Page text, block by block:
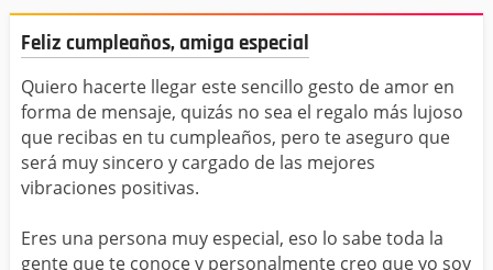
Feliz cumpleaños, amiga especial
Quiero hacerte llegar este sencillo gesto de amor en
forma de mensaje, quizás no sea el regalo más lujoso
que recibas en tu cumpleaños, pero te aseguro que
será muy sincero y cargado de las mejores
vibraciones positivas.
Eres una persona muy especial, eso lo sabe toda la
gente que te conoce y personalmente creo que yo soy